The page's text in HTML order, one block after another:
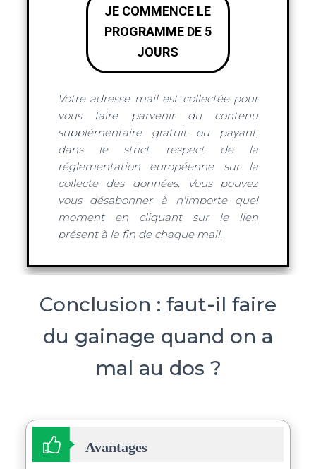
JE COMMENCE LE
PROGRAMME DE 5
JOURS
Votre adresse mail est collectée pour
vous faire parvenir du contenu
supplémentaire gratuit ou payant,
dans le strict respect de la
réglementation européenne sur la
collecte des données. Vous pouvez
vous désabonner à n'importe quel
moment en cliquant sur le lien
présent à la fin de chaque mail.
Conclusion : faut-il faire
du gainage quand on a
mal au dos ?
Avantages